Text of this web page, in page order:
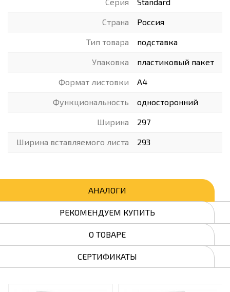
Страна Россия
Тип товара подставка
Упаковка пластиковый пакет
Формат листовки А4
Функциональность односторонний
Ширина 297
Ширина вставляемого листа 293
АНАЛОГИ
РЕКОМЕНДУЕМ КУПИТЬ
О ТОВАРЕ
СЕРТИФИКАТЫ